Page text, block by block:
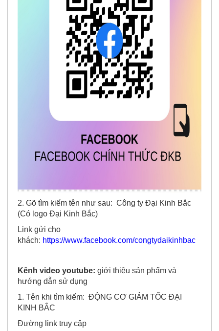
2. Gõ tìm kiếm tên như sau: Công ty Đại Kinh Bắc
(Có logo Đại Kinh Bắc)
Link gửi cho
khách:https://www.facebook.com/congtydaikinhbac
hướng dẫn sử dụng
1. Tên khi tìm kiếm: ĐỘNG CƠ GIẢM TỐC ĐẠI
KINH BẮC
Đường link truy cập
https://www.youtube.com/channel/